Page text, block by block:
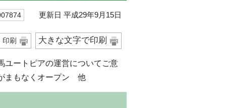
更新日 平成29年9月15日
印刷 大きな文字で印刷
ユートピアの運営についてご意
まもなくオープン 他